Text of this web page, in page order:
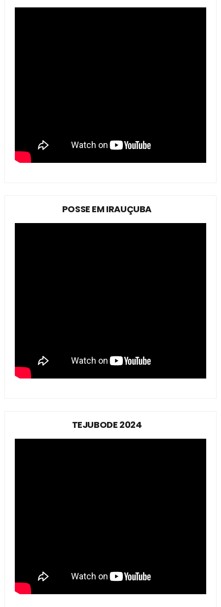
POSSE EM IRAUÇUBA
TEJUBODE 2024